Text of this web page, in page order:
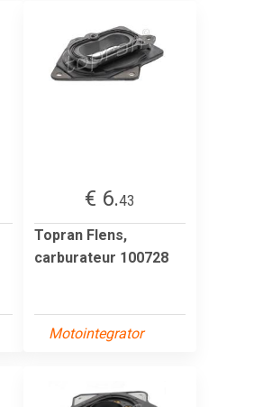
€ 6.43
Topran Flens,
carburateur 100728
Motointegrator